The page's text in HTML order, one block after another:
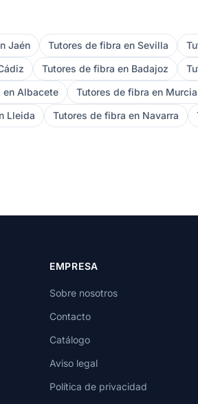
Jaén Tutores de fibra en Sevilla
Tutores de fibra en Badajoz
en Albacete Tutores de fibra en Murcia
Lleida Tutores de fibra en Navarra
EMPRESA
Sobre nosotros
Contacto
Catálogo
Aviso legal
Política de privacidad